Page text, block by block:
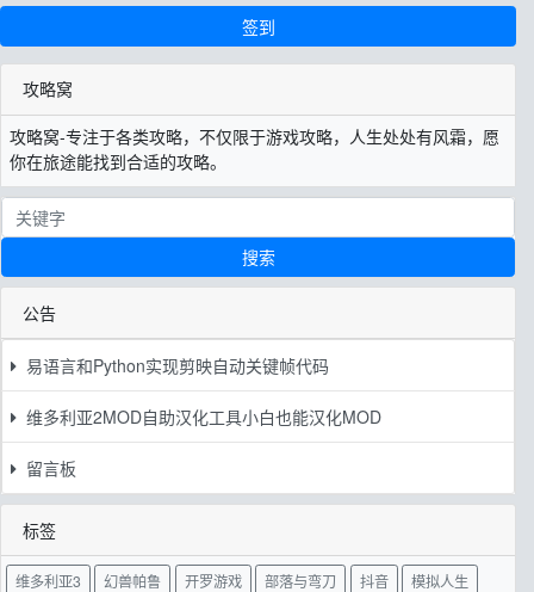
签到
攻略窝
攻略窝-专注于各类攻略，不仅限于游戏攻略，人生处处有风霜，愿
你在旅途能找到合适的攻略。
搜索
公告
易语言和Python实现剪映自动关键帧代码
维多利亚2MOD自助汉化工具小白也能汉化MOD
留言板
标签
维多利亚3 幻兽帕鲁 开罗游戏 部落与弯刀 抖音
模拟人生